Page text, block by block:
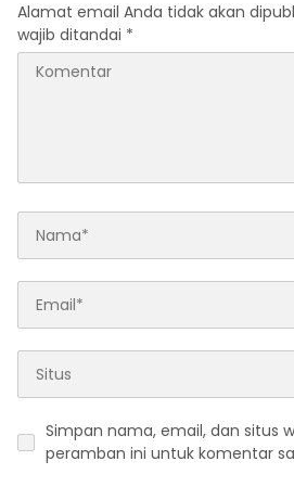
Alamat email Anda tidak akan
wajib ditandai *
Simpan nama, email, dan situs
peramban ini untuk komentar